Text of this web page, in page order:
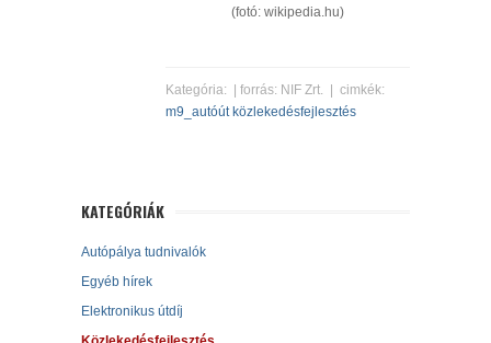
(fotó: wikipedia.hu)
Kategória:
| forrás: NIF Zrt. | cimkék:
m9_autóút közlekedésfejlesztés
KATEGÓRIÁK
Autópálya tudnivalók
Egyéb hírek
Elektronikus útdíj